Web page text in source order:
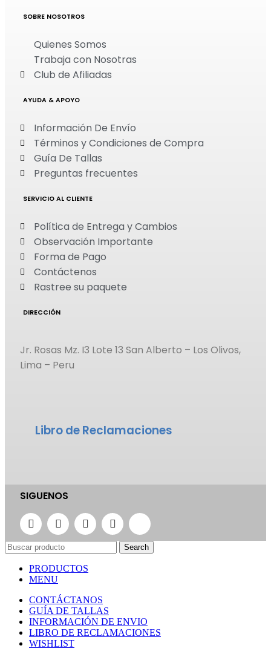
SOBRE NOSOTROS
Quienes Somos
Trabaja con Nosotras
Club de Afiliadas
AYUDA & APOYO
Información De Envío
Términos y Condiciones de Compra
Guía De Tallas
Preguntas frecuentes
SERVICIO AL CLIENTE
Política de Entrega y Cambios
Observación Importante
Forma de Pago
Contáctenos
Rastree su paquete
DIRECCIÓN
Jr. Rosas Mz. I3 Lote 13 San Alberto – Los Olivos,
Lima – Peru
Libro de Reclamaciones
SIGUENOS
Search
PRODUCTOS
MENU
CONTÁCTANOS
GUÍA DE TALLAS
INFORMACIÓN DE ENVIO
LIBRO DE RECLAMACIONES
WISHLIST